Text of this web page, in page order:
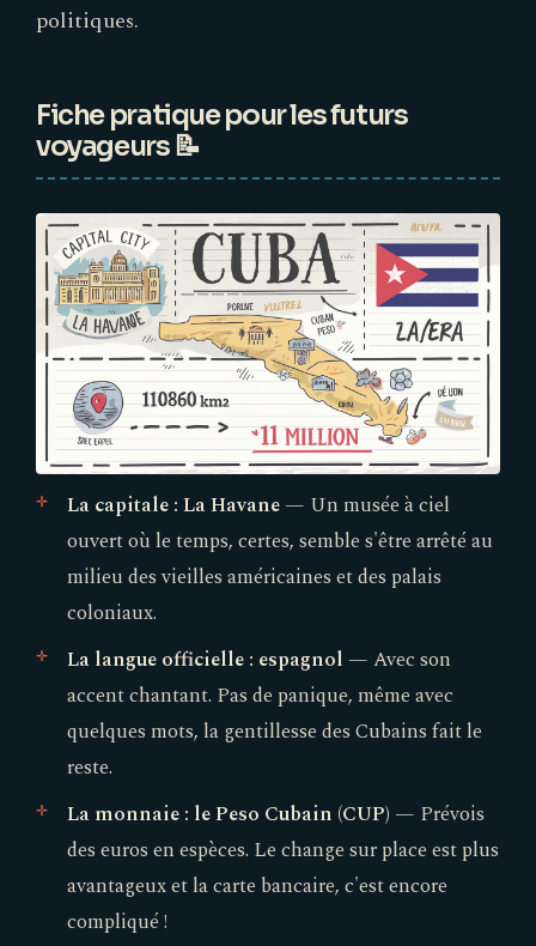
politiques.
Fiche pratique pour les futurs
voyageurs 📝
La capitale : La Havane— Un musée à ciel
ouvert où le temps, certes, semble s'être arrêté au
milieu des vieilles américaines et des palais
coloniaux.
La langue officielle : espagnol — Avec son
accent chantant. Pas de panique, même avec
quelques mots, la gentillesse des Cubains fait le
reste.
La monnaie : le Peso Cubain (CUP) — Prévois
des euros en espèces. Le change sur place est plus
avantageux et la carte bancaire, c'est encore
compliqué !